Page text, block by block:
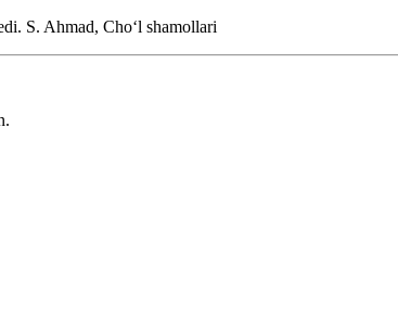
S. Ahmad, Choʻl shamollari